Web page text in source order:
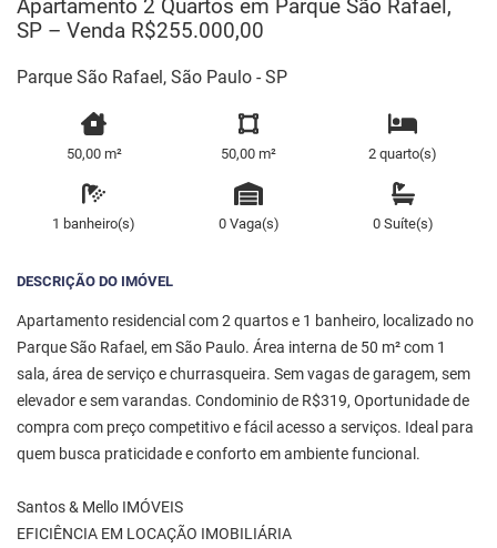
Apartamento 2 Quartos em Parque São Rafael,
SP – Venda R$255.000,00
Parque São Rafael, São Paulo - SP
50,00 m² 50,00 m² 2 quarto(s)
1 banheiro(s) 0 Vaga(s) 0 Suíte(s)
DESCRIÇÃO DO IMÓVEL
Apartamento residencial com 2 quartos e 1 banheiro, localizado no
Parque São Rafael, em São Paulo. Área interna de 50 m² com 1
sala, área de serviço e churrasqueira. Sem vagas de garagem, sem
elevador e sem varandas. Condominio de R$319, Oportunidade de
compra com preço competitivo e fácil acesso a serviços. Ideal para
quem busca praticidade e conforto em ambiente funcional.
Santos & Mello IMÓVEIS
EFICIÊNCIA EM LOCAÇÃO IMOBILIÁRIA